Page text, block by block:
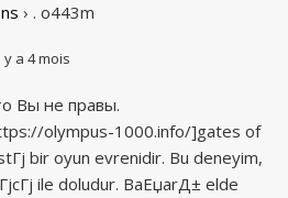
› . o443m
a 4 mois
Вы не правы.
olympus-1000.info/]gates of
bir oyun evrenidir. Bu deneyim,
ile doludur. BaЕџarД± elde